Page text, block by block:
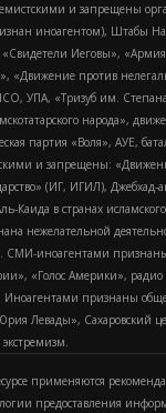
и запрещены
иноагентом), Штабы
«Свидетели Иеговы»,
«Движение против
УПА, «Тризуб им.
народа»,
партия «Воля», АУЕ,
и запрещены:
(ИГ, ИГИЛ),
Каида в странах
нежелательной
СМИ-иноагентами
«Голос Америки», радио
признаны
Левады», Сахаровский
применяются
предоставления